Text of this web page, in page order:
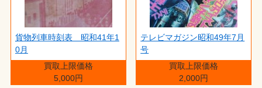
貨物列車時刻表 昭和41年1
0月
買取上限価格
5,000円
テレビマガジン昭和49年7月
号
買取上限価格
2,000円